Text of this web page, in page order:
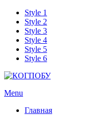
Style 1
Style 2
Style 3
Style 4
Style 5
Style 6
Menu
Главная